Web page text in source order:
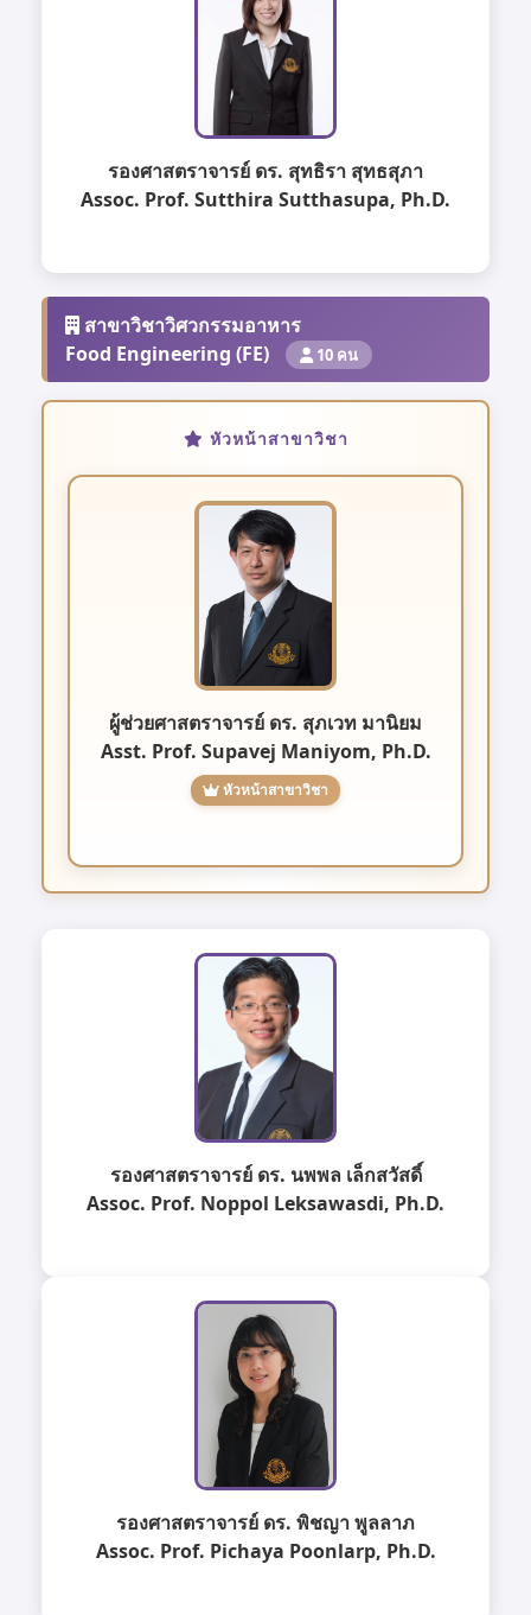
รองศาสตราจารย์ ดร. สุทธิรา สุทธสุภา
Assoc. Prof. Sutthira Sutthasupa, Ph.D.
สาขาวิชาวิศวกรรมอาหาร
Food Engineering (FE)
10 คน
หัวหน้าสาขาวิชา
ผู้ช่วยศาสตราจารย์ ดร. สุภเวท มานิยม
Asst. Prof. Supavej Maniyom, Ph.D.
หัวหน้าสาขาวิชา
รองศาสตราจารย์ ดร. นพพล เล็กสวัสดิ์
Assoc. Prof. Noppol Leksawasdi, Ph.D.
รองศาสตราจารย์ ดร. พิชญา พูลลาภ
Assoc. Prof. Pichaya Poonlarp, Ph.D.